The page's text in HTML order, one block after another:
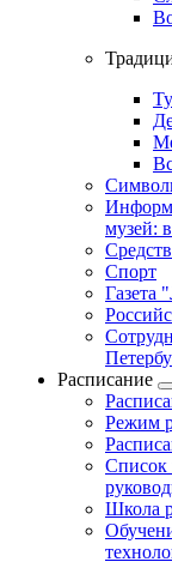
музей:
Спорт
Газета
Расписание
Режим
Список
Школа